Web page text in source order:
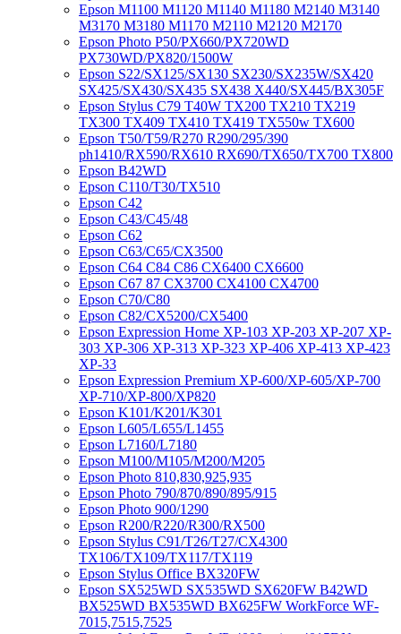
Epson M1100 M1120 M1140 M1180 M2140 M3140
M3170 M3180 M1170 M2110 M2120 M2170
Epson Photo P50/PX660/PX720WD
PX730WD/PX820/1500W
Epson S22/SX125/SX130 SX230/SX235W/SX420
SX425/SX430/SX435 SX438 X440/SX445/BX305F
Epson Stylus C79 T40W TX200 TX210 TX219
TX300 TX409 TX410 TX419 TX550w TX600
Epson T50/T59/R270 R290/295/390
ph1410/RX590/RX610 RX690/TX650/TX700 TX800
Epson B42WD
Epson C110/T30/TX510
Epson C42
Epson C43/C45/48
Epson C62
Epson C63/C65/CX3500
Epson C64 C84 C86 CX6400 CX6600
Epson C67 87 CX3700 CX4100 CX4700
Epson C70/C80
Epson C82/CX5200/CX5400
Epson Expression Home XP-103 XP-203 XP-207 XP-
303 XP-306 XP-313 XP-323 XP-406 XP-413 XP-423
XP-33
Epson Expression Premium XP-600/XP-605/XP-700
XP-710/XP-800/XP820
Epson K101/K201/K301
Epson L605/L655/L1455
Epson L7160/L7180
Epson M100/M105/M200/M205
Epson Photo 810,830,925,935
Epson Photo 790/870/890/895/915
Epson Photo 900/1290
Epson R200/R220/R300/RX500
Epson Stylus C91/T26/T27/CX4300
TX106/TX109/TX117/TX119
Epson Stylus Office BX320FW
Epson SX525WD SX535WD SX620FW B42WD
BX525WD BX535WD BX625FW WorkForce WF-
7015,7515,7525